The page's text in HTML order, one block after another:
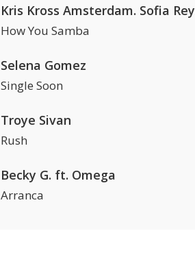
How You Samba
Selena Gomez
Single Soon
Troye Sivan
Rush
Becky G. ft. Omega
Arranca